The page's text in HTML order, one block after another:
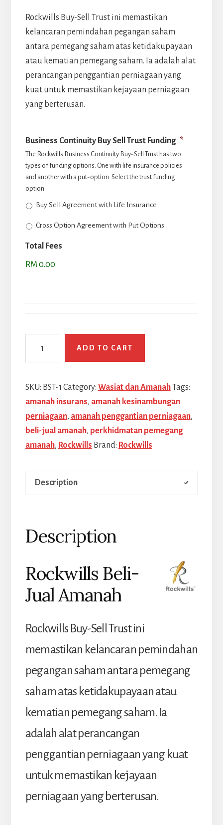
Rockwills Buy-Sell Trust ini memastikan
kelancaran pemindahan pegangan saham
antara pemegang saham atas ketidakupayaan
atau kematian pemegang saham. Ia adalah alat
perancangan penggantian perniagaan yang
kuat untuk memastikan kejayaan perniagaan
yang berterusan.
Business Continuity Buy Sell Trust Funding *
The Rockwills Business Continuity Buy-Sell Trust has two
types of funding options. One with life insurance policies
and another with a put-option. Select the trust funding
option.
Buy Sell Agreement with Life Insurance
Cross Option Agreement with Put Options
Total Fees
RM 0.00
Amanah
quantity
ADD TO CART
SKU: BST-1 Category: Wasiat dan Amanah
Tags:
amanah insurans, amanah kesinambungan
perniagaan, amanah penggantian perniagaan,
beli-jual amanah, perkhidmatan pemegang
amanah, Rockwills Brand: Rockwills
Description
Description
Rockwills Beli-
Jual Amanah
Rockwills Buy-Sell Trust ini
memastikan kelancaran pemindahan
pegangan saham antara pemegang
saham atas ketidakupayaan atau
kematian pemegang saham. Ia
adalah alat perancangan
penggantian perniagaan yang kuat
untuk memastikan kejayaan
perniagaan yang berterusan.